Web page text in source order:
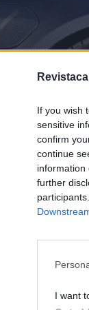
If you wish
sensitive
confirm
continue
information
further
I want
–